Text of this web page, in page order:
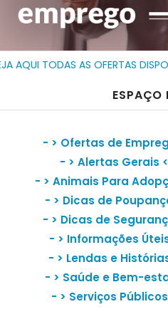
AQUI TODAS AS OFERTAS
- > Ofertas de
- > Alertas Gerais
- > Animais Para
- > Dicas de
- > Dicas de
- > Informações
- > Lendas e
- > Saúde e Bem-
- > Serviços Públicos